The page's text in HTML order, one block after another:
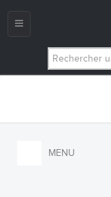
Navigation
MENU